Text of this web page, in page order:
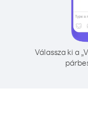
Válassza ki a